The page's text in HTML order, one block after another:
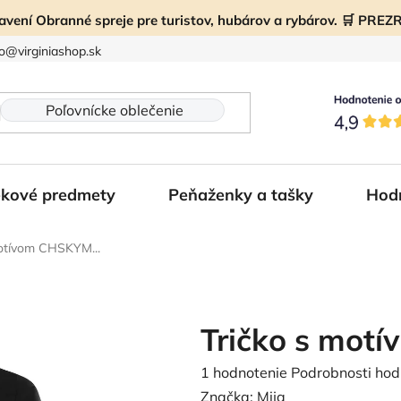
Obranné spreje pre turistov, hubárov a rybárov. 🛒
predmety Peňaženky a tašky
CHSKYM...
Tričko s
Priemerné
hodnotenie
1 hodnotenie Podrobnosti
Značka: Mija